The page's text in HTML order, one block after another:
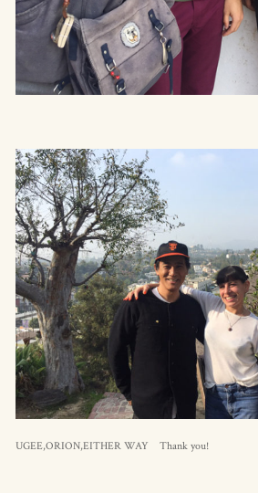
UGEE,ORION,EITHER WAY Thank you!